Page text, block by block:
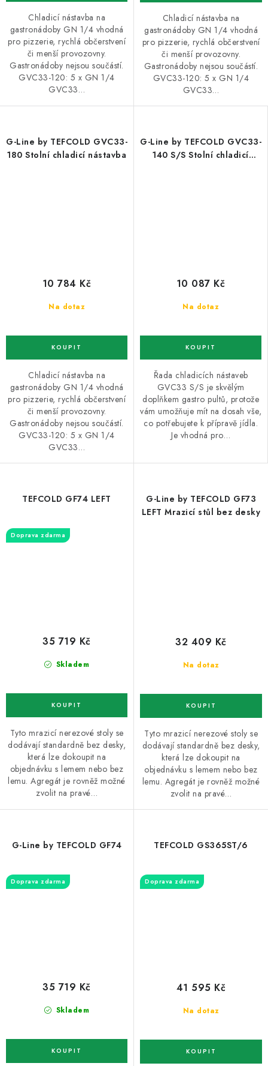
Chladicí nástavba na
gastronádoby GN 1/4 vhodná
pro pizzerie, rychlá občerstvení
či menší provozovny.
Gastronádoby nejsou součástí.
GVC33-120: 5 x GN 1/4
GVC33…
Chladicí nástavba na
gastronádoby GN 1/4 vhodná
pro pizzerie, rychlá občerstvení
či menší provozovny.
Gastronádoby nejsou součástí.
GVC33-120: 5 x GN 1/4
GVC33…
G-Line by TEFCOLD GVC33-
180 Stolní chladicí nástavba
Na dotaz
10 784 Kč
Chladicí nástavba na
gastronádoby GN 1/4 vhodná
pro pizzerie, rychlá občerstvení
či menší provozovny.
Gastronádoby nejsou součástí.
GVC33-120: 5 x GN 1/4
GVC33…
G-Line by TEFCOLD GVC33-
140 S/S Stolní chladicí
Na dotaz
10 087 Kč
Řada chladicích nástaveb
GVC33 S/S je skvělým
doplňkem gastro pultů, protože
vám umožňuje mít na dosah vše,
co potřebujete k přípravě jídla.
Je vhodná pro…
TEFCOLD GF74 LEFT
Doprava zdarma
Skladem
35 719 Kč
Tyto mrazicí nerezové stoly se
dodávají standardně bez desky,
která lze dokoupit na
objednávku s lemem nebo bez
lemu. Agregát je rovněž možné
zvolit na pravé…
G-Line by TEFCOLD GF73
LEFT Mrazicí stůl bez desky
Na dotaz
32 409 Kč
Tyto mrazicí nerezové stoly se
dodávají standardně bez desky,
která lze dokoupit na
objednávku s lemem nebo bez
lemu. Agregát je rovněž možné
zvolit na pravé…
G-Line by TEFCOLD GF74
Doprava zdarma
Skladem
35 719 Kč
TEFCOLD GS365ST/6
Doprava zdarma
Na dotaz
41 595 Kč